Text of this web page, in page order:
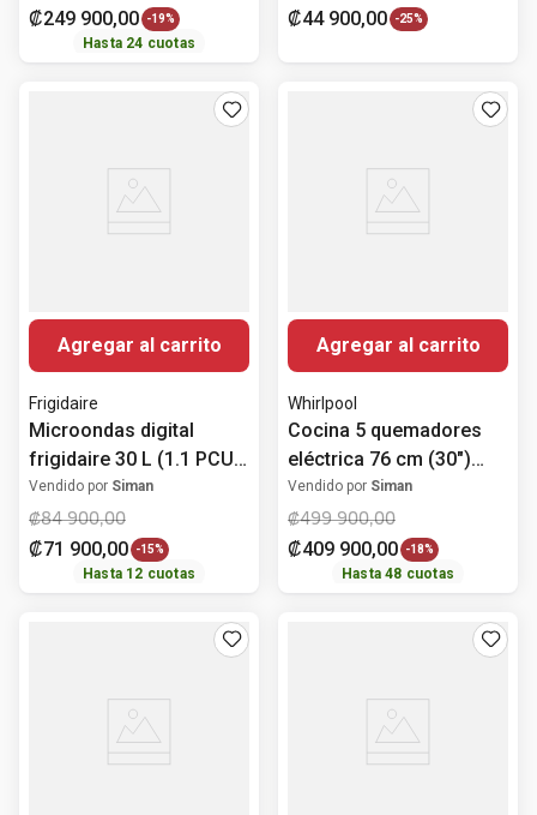
₡249 900,00 -19%
Hasta 24 cuotas
₡44 900,00 -25%
Agregar al carrito
Frigidaire
Microondas digital
frigidaire 30 L (1.1 PCU)
FMDO30S3GSPG
Vendido por Siman
₡84 900,00
₡71 900,00 -15%
Hasta 12 cuotas
Agregar al carrito
Whirlpool
Cocina 5 quemadores
eléctrica 76 cm (30")
LWFRE2450D Whirlpool
Vendido por Siman
₡499 900,00
₡409 900,00 -18%
Hasta48 cuotas